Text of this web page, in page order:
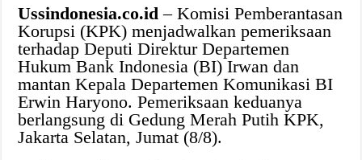
Ussindonesia.co.id– Komisi Pemberantasan
Korupsi (KPK) menjadwalkan pemeriksaan
terhadap Deputi Direktur Departemen
Hukum Bank Indonesia (BI) Irwan dan
mantan Kepala Departemen Komunikasi BI
Erwin Haryono. Pemeriksaan keduanya
berlangsung di Gedung Merah Putih KPK,
Jakarta Selatan, Jumat (8/8).